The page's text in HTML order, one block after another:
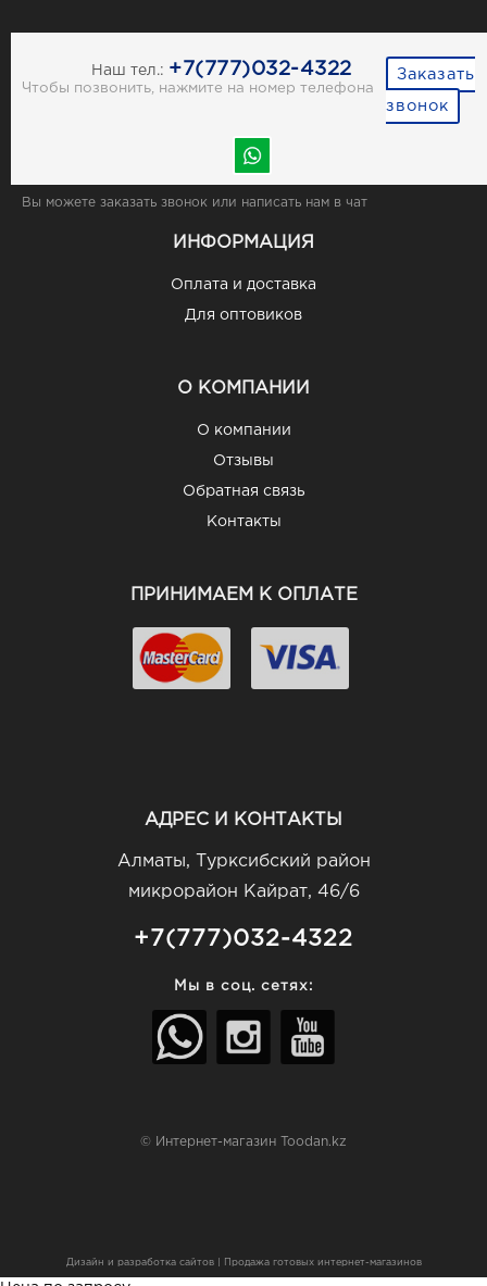
Наш тел.: +7(777)032-4322
Чтобы позвонить, нажмите на номер телефона
Заказать
звонок
Вы можете заказать звонок или написать нам в чат
ИНФОРМАЦИЯ
Оплата и доставка
Для оптовиков
О КОМПАНИИ
О компании
Отзывы
Обратная связь
Контакты
ПРИНИМАЕМ К ОПЛАТЕ
АДРЕС И КОНТАКТЫ
Алматы, Турксибский район
микрорайон Кайрат, 46/6
+7(777)032-4322
Мы в соц. сетях:
© Интернет-магазин Toodan.kz
Дизайн и разработка сайтов| Продажа готовых интернет-магазинов